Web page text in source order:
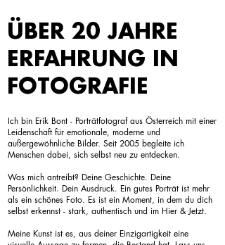
ÜBER 20 JAHRE
ERFAHRUNG IN
FOTOGRAFIE
Ich bin Erik Bont - Porträtfotograf aus Österreich mit einer
Leidenschaft für emotionale, moderne und
außergewöhnliche Bilder. Seit 2005 begleite ich
Menschen dabei, sich selbst neu zu entdecken.
Was mich antreibt? Deine Geschichte. Deine
Persönlichkeit. Dein Ausdruck. Ein gutes Porträt ist mehr
als ein schönes Foto. Es ist ein Moment, in dem du dich
selbst erkennst - stark, authentisch und im Hier & Jetzt.
Meine Kunst ist es, aus deiner Einzigartigkeit eine